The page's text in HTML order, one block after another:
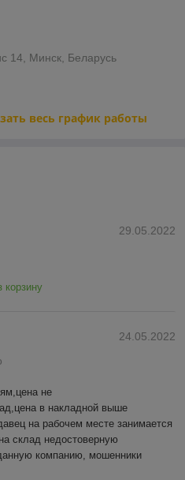
14, Минск, Беларусь
весь график работы
29.05.2022
корзину
24.05.2022
не
в накладной выше
на рабочем месте занимается
склад недостоверную
компанию, мошенники